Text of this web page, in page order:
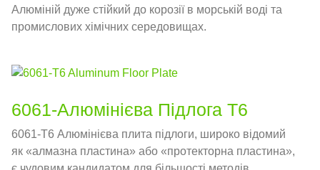
Алюміній дуже стійкий до корозії в морській воді та
промислових хімічних середовищах.
6061-Алюмінієва Підлога T6
6061-T6 Алюмінієва плита підлоги, широко відомий
як «алмазна пластина» або «протекторна пластина»,